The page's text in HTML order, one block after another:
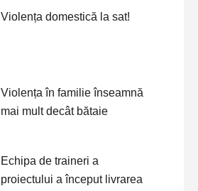
Violența domestică la sat!
Violența în familie înseamnă
mai mult decât bătaie
Echipa de traineri a
proiectului a început livrarea